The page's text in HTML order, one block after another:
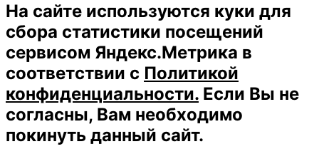
На сайте используются куки для
сбора статистики посещений
сервисом Яндекс.Метрика в
соответствии с Политикой
конфиденциальности. Если Вы не
согласны, Вам необходимо
покинуть данный сайт.